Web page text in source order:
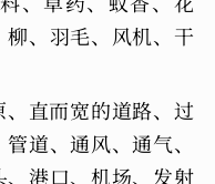
、羽毛、风机、干
直而宽的道路、过
道、通风、通气、
港口、机场、发射